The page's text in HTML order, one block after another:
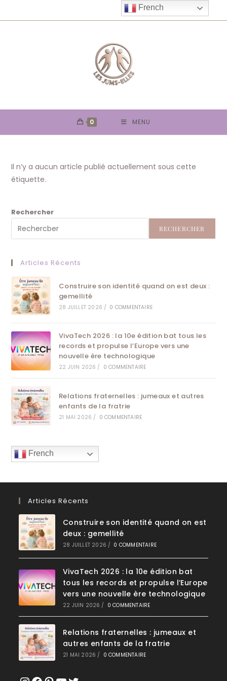
to
0 MENU
Il n’y a aucun article publié actuellement sous cette
étiquette.
Rechercher
RECHERCHER
Articles Récents
Construire son identité quand on est deux :
gemellité
28 JUILLET 2026 / 0 COMMENTAIRE
VivaTech 2026 : la 10e édition bat tous les
records et propulse l’Europe vers une
nouvelle ère technologique
22 JUIN 2026 / 0 COMMENTAIRE
Relations fraternelles : jumeaux et autres
enfants de la fratrie
21 MAI 2026 / 0 COMMENTAIRE
French
Articles Récents
Construire son identité quand on est
deux : gemellité
28 JUILLET 2026 / 0 COMMENTAIRE
VivaTech 2026 : la 10e édition bat
tous les records et propulse l’Europe
vers une nouvelle ère technologique
22 JUIN 2026 / 0 COMMENTAIRE
Relations fraternelles : jumeaux et
autres enfants de la fratrie
21 MAI 2026 / 0 COMMENTAIRE
French